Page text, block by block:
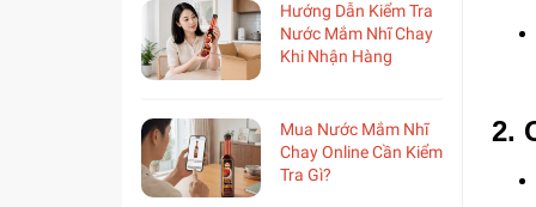
Hướng Dẫn Kiểm Tra
Nước Mắm Nhĩ Chay
Khi Nhận Hàng
Mua Nước Mắm Nhĩ
Chay Online Cần Kiểm
Tra Gì?
2.